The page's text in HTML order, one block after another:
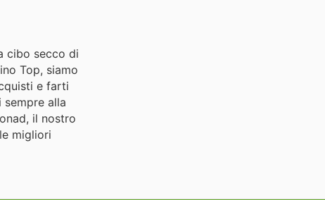
cibo secco di
Top, siamo
e farti
alla
il nostro
migliori